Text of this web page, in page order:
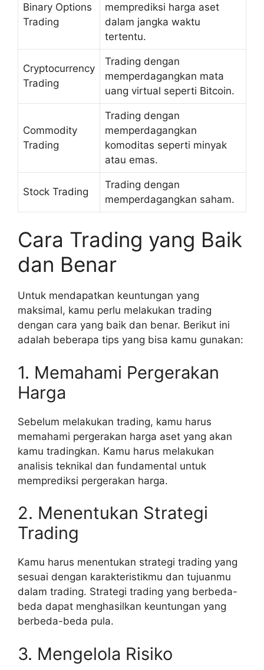
Binary Options
Trading
memprediksi harga aset
dalam jangka waktu
tertentu.
Cryptocurrency
Trading
Trading dengan
memperdagangkan mata
uang virtual seperti Bitcoin.
Commodity
Trading
Trading dengan
memperdagangkan
komoditas seperti minyak
atau emas.
Stock Trading
Trading dengan
memperdagangkan saham.
Cara Trading yang Baik
dan Benar
Untuk mendapatkan keuntungan yang
maksimal, kamu perlu melakukan trading
dengan cara yang baik dan benar. Berikut ini
adalah beberapa tips yang bisa kamu gunakan:
1. Memahami Pergerakan
Harga
Sebelum melakukan trading, kamu harus
memahami pergerakan harga aset yang akan
kamu tradingkan. Kamu harus melakukan
analisis teknikal dan fundamental untuk
memprediksi pergerakan harga.
2. Menentukan Strategi
Trading
Kamu harus menentukan strategi trading yang
sesuai dengan karakteristikmu dan tujuanmu
dalam trading. Strategi trading yang berbeda-
beda dapat menghasilkan keuntungan yang
berbeda-beda pula.
3. Mengelola Risiko